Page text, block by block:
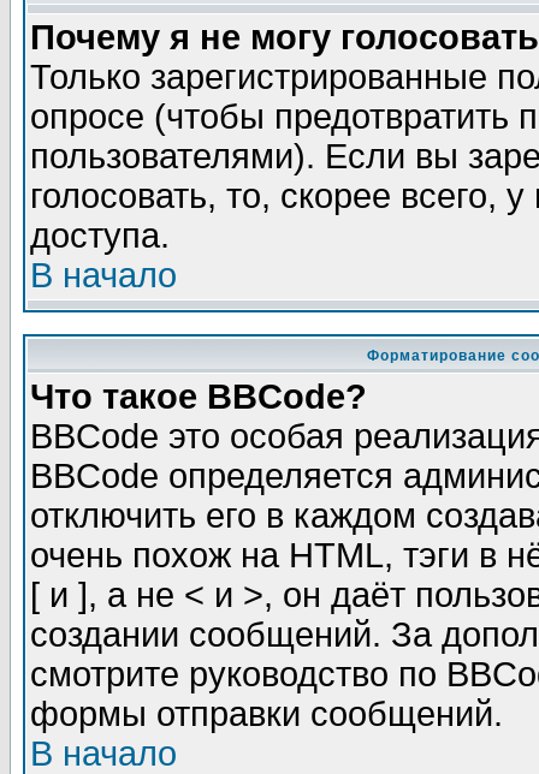
Почему я не могу
Только зарегистрированные
опросе (чтобы предотвратить
пользователями). Если вы
голосовать, то, скорее всего,
доступа.
В начало
Форматирование
Что такое BBCode?
BBCode это особая
BBCode определяется
отключить его в каждом
очень похож на HTML, тэги в
[ и ], а не < и >, он даёт
создании сообщений. За
смотрите руководство по
формы отправки сообщений.
В начало